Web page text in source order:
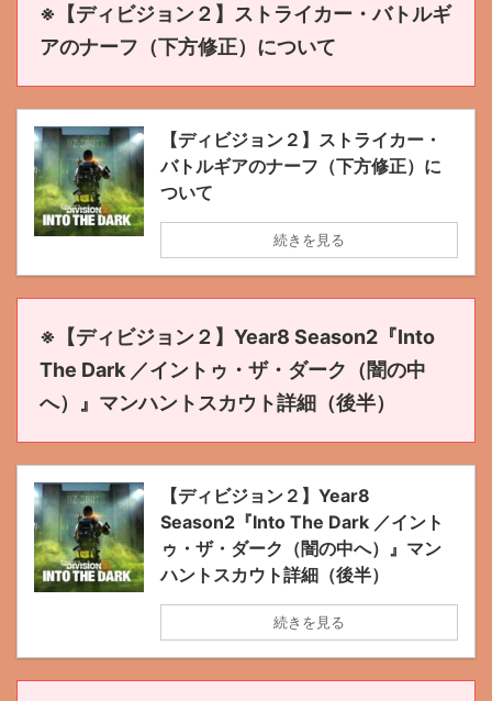
※【ディビジョン２】ストライカー・バトルギ
アのナーフ（下方修正）について
【ディビジョン２】ストライカー・
バトルギアのナーフ（下方修正）に
ついて
続きを見る
※【ディビジョン２】Year8 Season2『Into
The Dark ／イントゥ・ザ・ダーク（闇の中
へ）』マンハントスカウト詳細（後半）
【ディビジョン２】Year8
Season2『Into The Dark ／イント
ゥ・ザ・ダーク（闇の中へ）』マン
ハントスカウト詳細（後半）
続きを見る